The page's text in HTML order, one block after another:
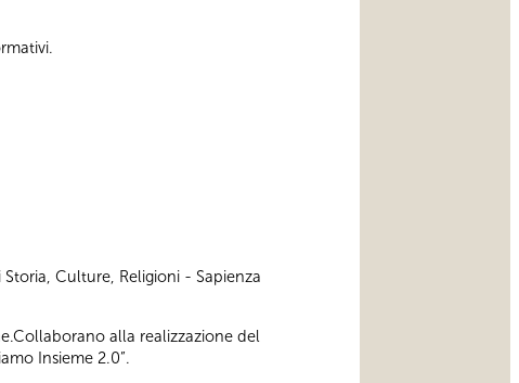
Culture, Religioni - Sapienza
alla realizzazione del
Insieme 2.0”.